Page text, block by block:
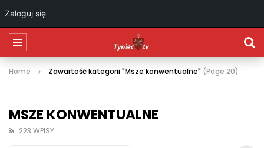
Zaloguj się
Home Zawartość kategorii "Msze konwentualne" (Page 20)
MSZE KONWENTUALNE
223 WPISY